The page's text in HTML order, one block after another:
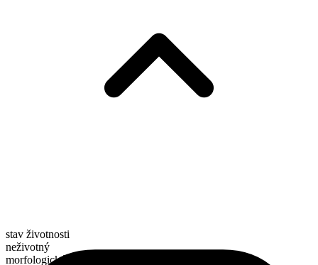
stav životnosti
neživotný
morfologické složení